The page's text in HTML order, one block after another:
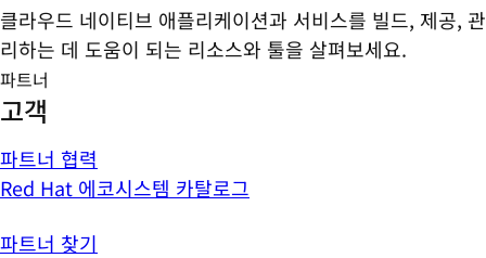
클라우드 네이티브 애플리케이션과 서비스를 빌드, 제공, 관
리하는 데 도움이 되는 리소스와 툴을 살펴보세요.
파트너
고객
파트너 협력
Red Hat 에코시스템 카탈로그
파트너 찾기